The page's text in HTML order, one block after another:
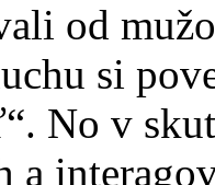
od
si
No v
a